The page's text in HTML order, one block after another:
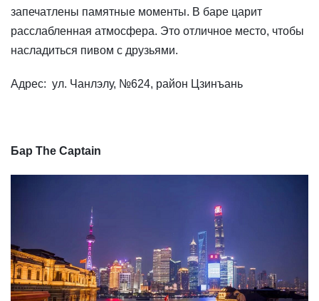
запечатлены памятные моменты. В баре царит
расслабленная атмосфера. Это отличное место, чтобы
насладиться пивом с друзьями.
Адрес: ул. Чанлэлу, №624, район Цзинъань
Бар The Captain